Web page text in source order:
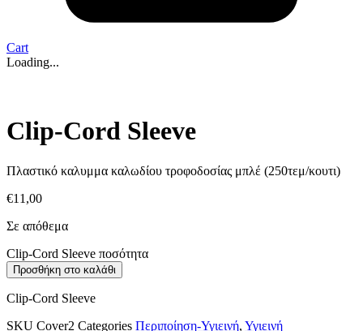
Cart
Loading...
Clip-Cord Sleeve
Πλαστικό καλυμμα καλωδίου τροφοδοσίας μπλέ (250τεμ/κουτι)
€11,00
Σε απόθεμα
Clip-Cord Sleeve ποσότητα
Προσθήκη στο καλάθι
Clip-Cord Sleeve
SKU Cover2 Categories Περιποίηση-Υγιεινή, Υγιεινή